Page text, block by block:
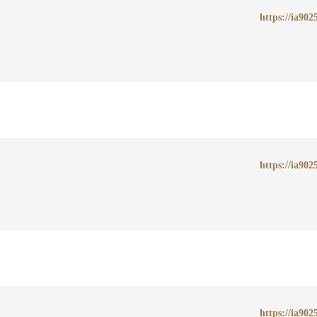
https://
https://
https://